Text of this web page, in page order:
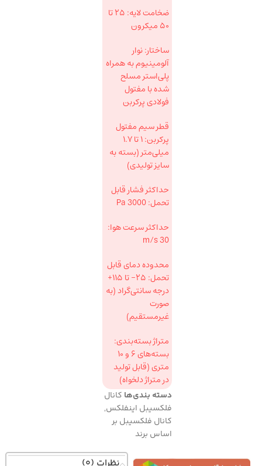
ضخامت لایه: ۲۵ تا
۵۰ میکرون
ساختار: نوار
آلومینیوم به همراه
پلی‌استر مسلح
شده با مفتول
فولادی پرکربن
قطر سیم مفتول
پرکربن: ۱ تا ۱.۷
میلی‌متر (بسته به
سایز تولیدی)
حداکثر فشار قابل
تحمل: 3000 Pa
حداکثر سرعت هوا:
30 m/s
محدوده دمای قابل
تحمل: ۲۵- تا ۱۱۵+
درجه سانتی‌گراد (به
صورت
غیرمستقیم)
متراژ بسته‌بندی:
بسته‌های ۶ و ۱۰
متری (قابل تولید
در متراژ دلخواه)
دسته بندی‌ها کانال
فلکسیبل اینفلکس,
کانال فلکسیبل بر
اساس برند